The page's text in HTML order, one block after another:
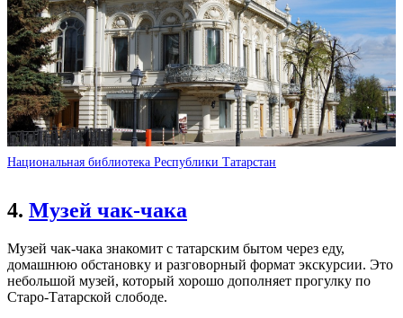
Национальная библиотека Республики Татарстан
4. Музей чак-чака
Музей чак-чака знакомит с татарским бытом через еду,
домашнюю обстановку и разговорный формат экскурсии. Это
небольшой музей, который хорошо дополняет прогулку по
Старо-Татарской слободе.